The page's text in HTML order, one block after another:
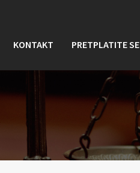
KONTAKT PRETPLATITE SE